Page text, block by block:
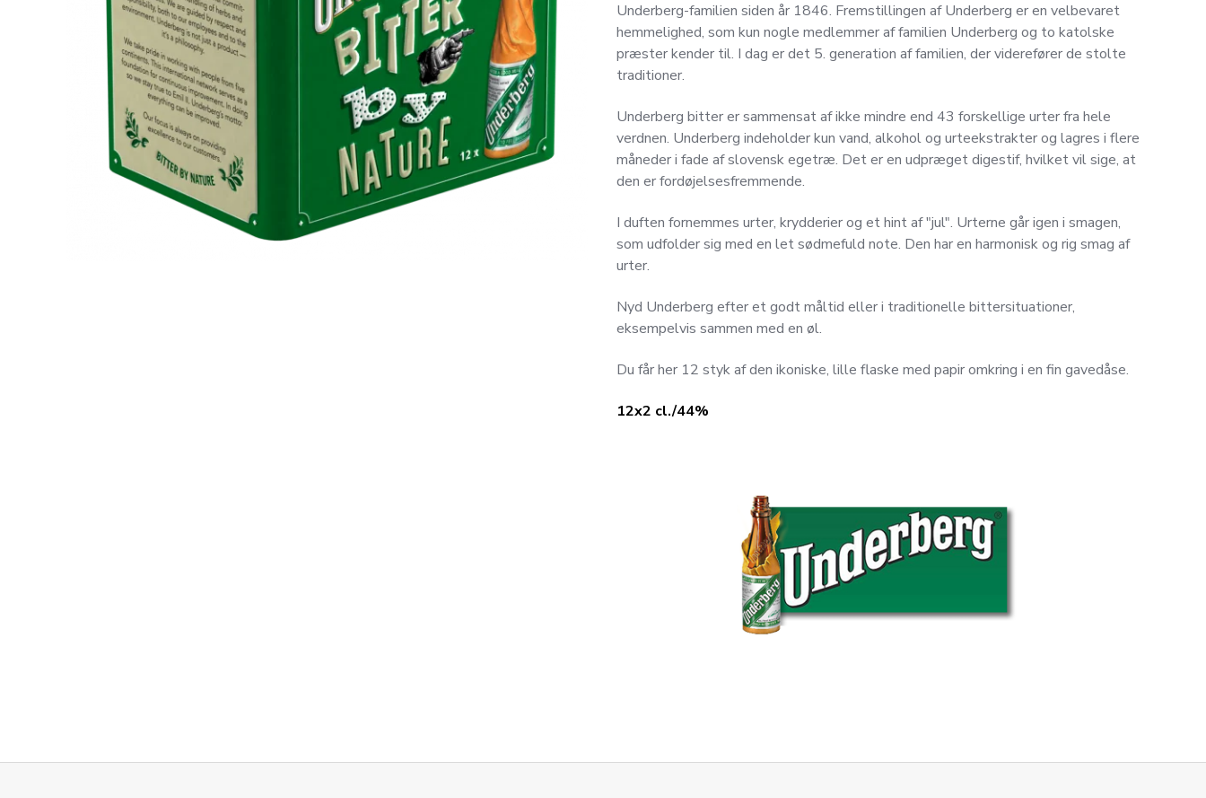
Underberg-familien siden år 1846. Fremstillingen af Underberg er en velbevaret
hemmelighed, som kun nogle medlemmer af familien Underberg og to katolske
præster kender til. I dag er det 5. generation af familien, der viderefører de stolte
traditioner.
Underberg bitter er sammensat af ikke mindre end 43 forskellige urter fra hele
verdnen. Underberg indeholder kun vand, alkohol og urteekstrakter og lagres i flere
måneder i fade af slovensk egetræ. Det er en udpræget digestif, hvilket vil sige, at
den er fordøjelsesfremmende.
I duften fornemmes urter, krydderier og et hint af "jul". Urterne går igen i smagen,
som udfolder sig med en let sødmefuld note. Den har en harmonisk og rig smag af
urter.
Nyd Underberg efter et godt måltid eller i traditionelle bittersituationer,
eksempelvis sammen med en øl.
Du får her 12 styk af den ikoniske, lille flaske med papir omkring i en fin gavedåse.
12x2 cl./44%